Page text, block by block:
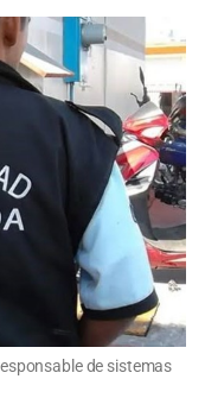
de sistemas